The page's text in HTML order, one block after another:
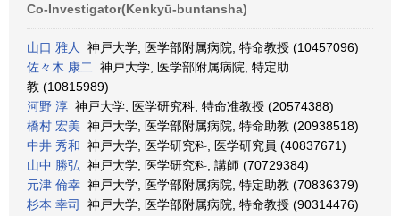
Co-Investigator(Kenkyū-buntansha)
山口 雅人
神戸大学, 医学部附属病院, 特命教授 (10457096)
佐々木 康二
神戸大学, 医学部附属病院, 特定助
教 (10815989)
河野 淳 神戸大学, 医学研究科, 特命准教授 (20574388)
橋村 宏美 神戸大学, 医学部附属病院, 特命助教 (20938518)
中井 秀和 神戸大学, 医学研究科, 医学研究員 (40837671)
山中 勝弘 神戸大学, 医学研究科, 講師 (70729384)
元津 倫幸 神戸大学, 医学部附属病院, 特定助教 (70836379)
杉本 幸司
神戸大学, 医学部附属病院, 特命教授 (90314476)